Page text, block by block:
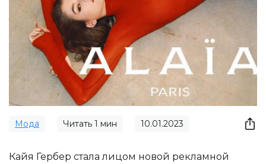
Мода Читать 1 мин 10.01.2023
Кайя Гербер стала лицом новой рекламной